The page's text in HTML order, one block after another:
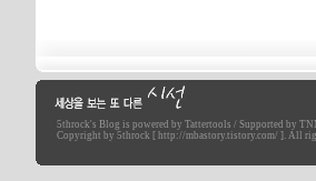
세상을 보는 또 다른 시
5throck's Blog is powered by Tattertools / Supported by
Copyright by 5throck [ http://mbastory.tistory.com/ ]. All